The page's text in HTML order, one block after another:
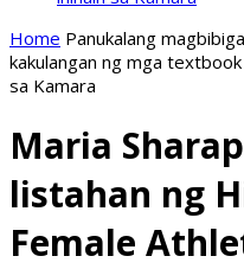
Home Panukalang
kakulangan ng mga
sa Kamara
Maria
listahan ng
Female